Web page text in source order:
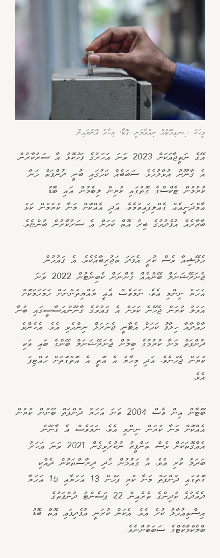
މީހަކު ސިނގިރޭޓެއް ނިއްވާލަނީ--ފޮޓޯ: މިހާރު އޮންލައިން
އޭގެ ނަތީޖާއަކަށް 2023 ވަނަ އަހަރުގެ ފަހުކޮޅު އާ ސަރުކާރުން
އެ ގާނޫނު އުވާލުމެވެ. ސަބަބެއް ކަމުގައި ބުނީ ދުންފަތް މަނާ
ކުރުމުން ޓެކްސްގެ ގޮތުގައި ކުރިން ލިބެމުން އައި ބޮޑު
އާމްދަނީއެއް ގެއްލިފައިވުމެވެ. އަދި އެއްކޮށް މަނާ ކުރުމުން ކަޅު
ބާޒާރެއް އުފެދުމުގެ ބިރު އޮތް ކަމަށް އެ ސަރުކާރުން ބުންޏެވެ.
މެލޭޝިއާ ވެސް ކުރީ އެފަދަ ތަޖުރިބާއެކެވެ. އެ ގައުމުން
ޖެނަރޭޝަނަލް ބޭންއެއް ގެންނަން ކެބިނެޓުން 2022 ވަނަ
އަހަރު ނިންމި އެވެ. ނަމަވެސް އެއީ ރައްޔިތުންނަށް ހަމަހަމަކޮށް
އަމަލު ކުރަން ޖެހޭނެ ކަމަށް އެ ގައުމުގެ ގާނޫނުއަސާސީގައި ބުނާ
މާއްދާއާ ހިލާފު ކަމަށް އެޓާނީ ޖެނަރަލް ނިންމެވި އެވެ. އެހެންވެ
ދުންފަތް މަނާ ކުރުމުގެ ބިލުން ޖެނަރޭޝަނަލް ބޭންގެ ބައި ވަކި
ކުރަން ޖެހުނެވެ. އަދި މިހާރު އެ އޮތީ އެ އޮތްގޮތަށް ހުއްޓިފަ
އެވެ.
ބޫޓާން އިން ވެސް 2004 ވަނަ އަހަރު ދުންފަތް ބޭނުން ކުރުން
އެއްކޮށް މަނާ ކުރަން ނިންމި އެވެ. ނަމަވެސް އެ ގާނޫނު
އެއްގޮތަކަށް ވެސް ތަންފީޒު ނުކުރެވިގެން 2021 ވަނަ އަހަރު
ބަދަލު ކުރި އެވެ. އެ ގައުމުން ހެދި ދިރާސާތަކުން ދެއްކި
ގޮތުގައި ދުންފަތް މަނާ ކުރި ފަހުން 13 އަހަރާއި 15 އަހަރާ
ދެމެދުގެ ކުދިންގެ ތެރެއިން 22 ޕަސެންޓު ދުންފަތުގެ
އިސްތިއުމާލު ކުރެ އެވެ. އެކަން ކުރަނީ އުފެދިފައި އޮތް ބޮޑު
ބްލެކްމާކެޓްގެ ސަބަބުންނެވެ.